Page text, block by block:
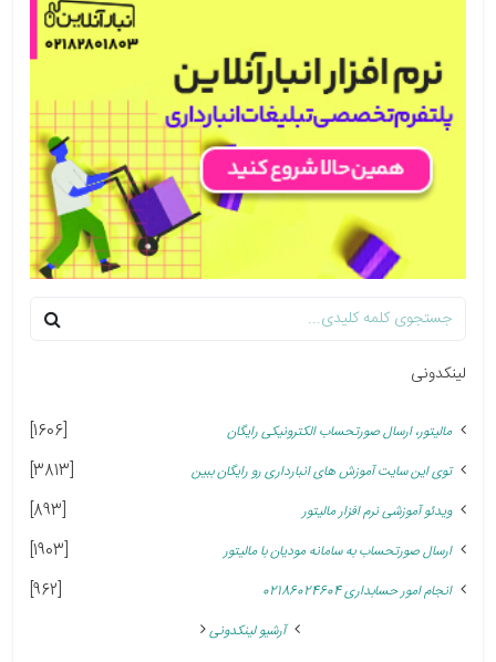
لینکدونی
مالیتور، ارسال صورتحساب الکترونیکی رایگان [1606]
توی این سایت آموزش های انبارداری رو رایگان ببین [3813]
ویدئو آموزشی نرم افزار مالیتور [893]
ارسال صورتحساب به سامانه مودیان با مالیتور [1903]
انجام امور حسابداری 02186024604 [962]
آرشیو لینکدونی